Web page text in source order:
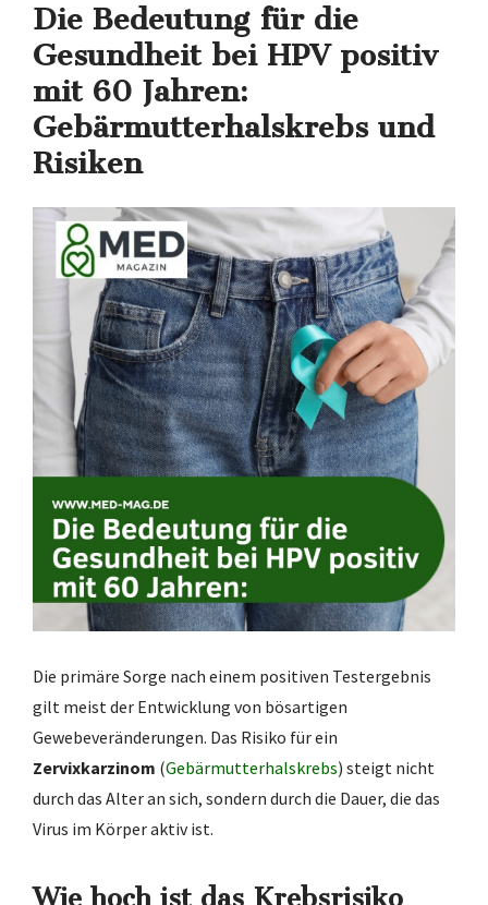
Die Bedeutung für die
Gesundheit bei HPV positiv
mit 60 Jahren:
Gebärmutterhalskrebs und
Risiken
Die primäre Sorge nach einem positiven Testergebnis
gilt meist der Entwicklung von bösartigen
Gewebeveränderungen. Das Risiko für ein
Zervixkarzinom (Gebärmutterhalskrebs) steigt nicht
durch das Alter an sich, sondern durch die Dauer, die das
Virus im Körper aktiv ist.
Wie hoch ist das Krebsrisiko